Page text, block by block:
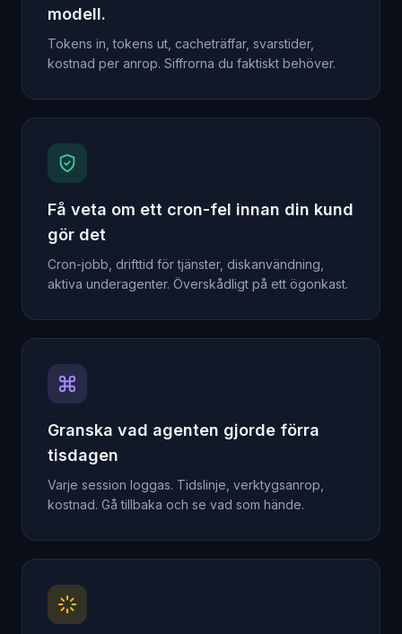
modell.
Tokens in, tokens ut, cacheträffar, svarstider,
kostnad per anrop. Siffrorna du faktiskt behöver.
Få veta om ett cron-fel innan din kund
gör det
Cron-jobb, drifttid för tjänster, diskanvändning,
aktiva underagenter. Överskådligt på ett ögonkast.
Granska vad agenten gjorde förra
tisdagen
Varje session loggas. Tidslinje, verktygsanrop,
kostnad. Gå tillbaka och se vad som hände.